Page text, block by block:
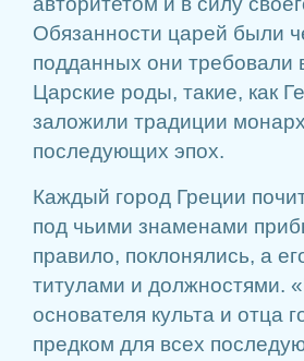
Обязанности царей были
подданных они требовали
Царские роды, такие, как
заложили традиции
последующих эпох.
Каждый город Греции
под чьими знаменами
правило, поклонялись, а
титулами и должностями.
основателя культа и отца
предком для всех